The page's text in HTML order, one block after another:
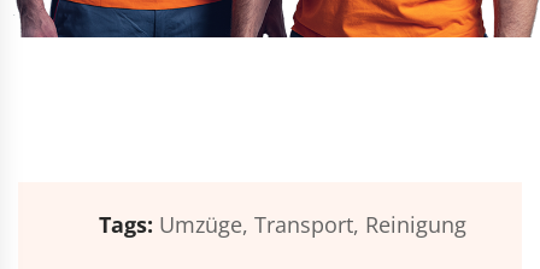
Tags: Umzüge, Transport, Reinigung